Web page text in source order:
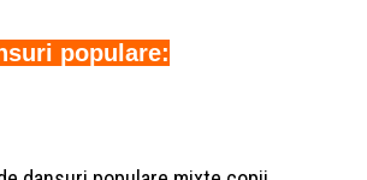
populare: